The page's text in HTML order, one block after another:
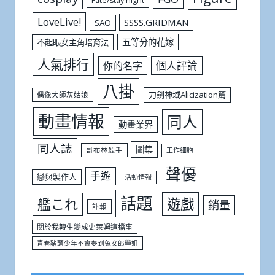
LoveLive! SAO SSSS.GRIDMAN
不起眼女主角培育法 五等分的花嫁
人氣排行 你的名字 個人評論
偶像大師灰姑娘 八掛 刀劍神域Alicization篇
動畫情報 動畫業界 同人
同人誌 哥布林殺手 圖集 工作細胞
戀與製作人 手遊 活動情報 聲優
艦これ 訃報 話題 遊戲 銷量
關於我轉生變成史萊姆這檔事
青春豬頭少年不會夢到兔女郎學姐